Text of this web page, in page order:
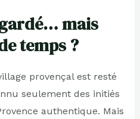
mais
temps ?
provençal est resté
seulement des initiés
authentique. Mais